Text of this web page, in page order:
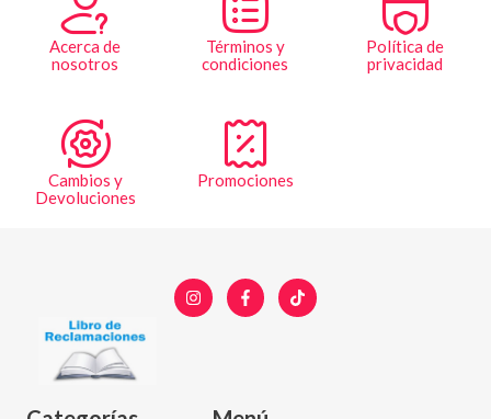
Acerca de
nosotros
Términos y
condiciones
Política de
privacidad
Cambios y
Devoluciones
Promociones